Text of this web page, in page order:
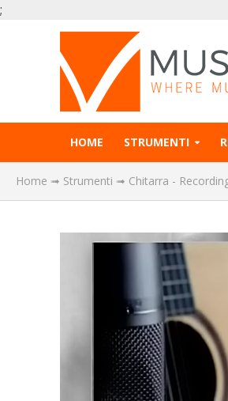
;
HOME STRUMENTI
Home ➟ Strumenti ➟ Chitarra -